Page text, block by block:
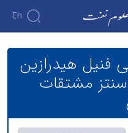
En
فنیل هیدرازین -
فنیل هیدرازین
مشتقات